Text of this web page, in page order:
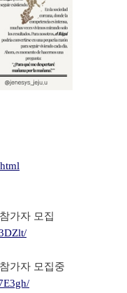
가자 모집
가자 모집중